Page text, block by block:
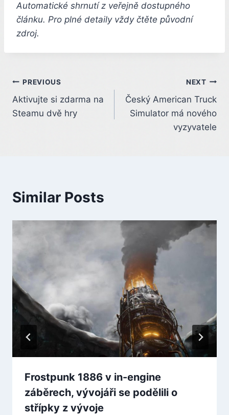
Automatické shrnutí z veřejně dostupného
článku. Pro plné detaily vždy čtěte původní
zdroj.
Post
navigation
PREVIOUS
Aktivujte si zdarma na
Steamu dvě hry
NEXT
Český American Truck
Simulator má nového
vyzyvatele
Similar Posts
Frostpunk 1886 v in-engine
záběrech, vývojáři se podělili o
střípky z vývoje